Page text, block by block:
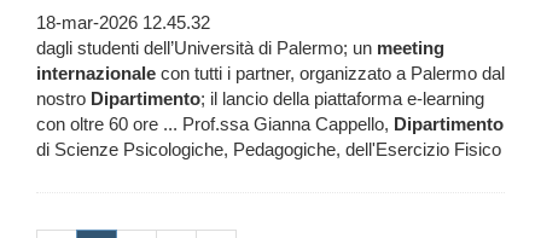
18-mar-2026 12.45.32
dagli studenti dell’Università di Palermo; un meeting
internazionale con tutti i partner, organizzato a Palermo dal
nostro Dipartimento; il lancio della piattaforma e-learning
con oltre 60 ore ... Prof.ssa Gianna Cappello, Dipartimento
di Scienze Psicologiche, Pedagogiche, dell'Esercizio Fisico